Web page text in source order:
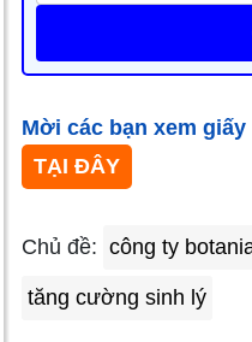
Mời các bạn xem
TẠI ĐÂY
Chủ đề: công ty
tăng cường sinh lý